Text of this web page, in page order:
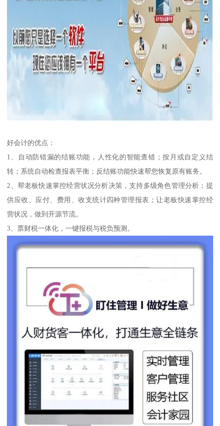
好会计的优点：
1、自动防错漏的结账功能，人性化的智能查错；按月或自定义结
转；系统自动检查报表平衡；反结账功能快速帮您恢复原有账务。
2、帮老板快速掌控经营状况分析决策，支持多级角色管理分析；提
供应收、应付、费用、收支统计四种管理报表；让老板快速掌控经
营状况，做到开源节流。
3、票财税一体化，一键报税与税负预测。